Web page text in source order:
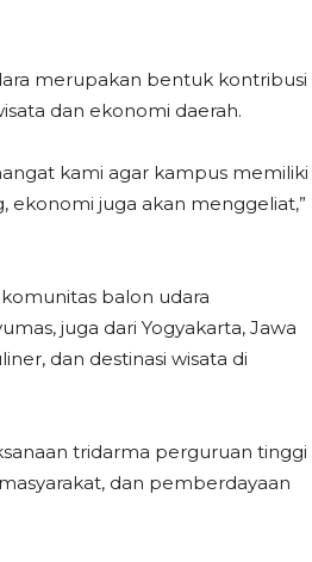
merupakan bentuk kontribusi
dan ekonomi daerah.
kami agar kampus memiliki
ekonomi juga akan menggeliat,”
balon udara
juga dari Yogyakarta, Jawa
dan destinasi wisata di
tridarma perguruan tinggi
dan pemberdayaan